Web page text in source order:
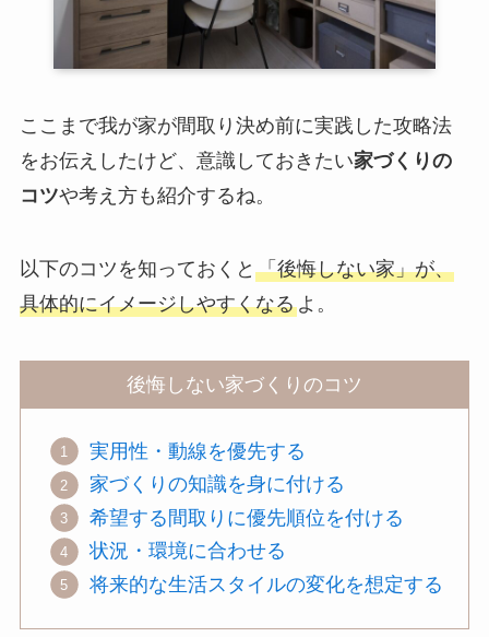
ここまで我が家が間取り決め前に実践した攻略法
をお伝えしたけど、意識しておきたい家づくりの
コツや考え方も紹介するね。
以下のコツを知っておくと 「後悔しない家」が、
具体的にイメージしやすくなるよ。
後悔しない家づくりのコツ
実用性・動線を優先する
家づくりの知識を身に付ける
希望する間取りに優先順位を付ける
状況・環境に合わせる
将来的な生活スタイルの変化を想定する